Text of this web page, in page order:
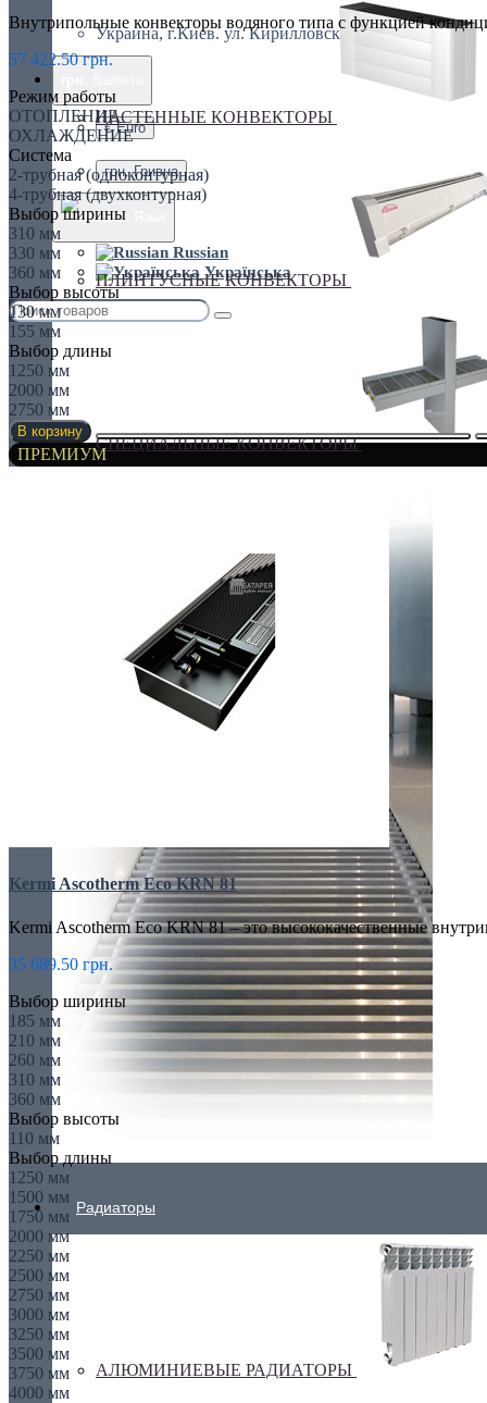
Украина, г.Киев. ул. Кирилловская,160А
€ Euro
грн. Гривна
Russian
Українська
НАСТЕННЫЕ КОНВЕКТОРЫ
ПЛИНТУСНЫЕ КОНВЕКТОРЫ
СПЕЦИАЛЬНЫЕ КОНВЕКТОРЫ
Радиаторы
АЛЮМИНИЕВЫЕ РАДИАТОРЫ
Внутрипольные конвекторы водяного типа с функцией
57 422.50 грн.
Режим работы
ОТОПЛЕНИЕ
ОХЛАЖДЕНИЕ
Система
2-трубная (одноконтурная)
4-трубная (двухконтурная)
Выбор ширины
310 мм
330 мм
360 мм
Выбор высоты
130 мм
155 мм
Выбор длины
1250 мм
2000 мм
2750 мм
В корзину
ПРЕМИУМ
Kermi Ascotherm Eco KRN 81
Kermi Ascotherm Eco KRN 81 – это высококачественные
35 689.50 грн.
Выбор ширины
185 мм
210 мм
260 мм
310 мм
360 мм
Выбор высоты
110 мм
Выбор длины
1250 мм
1500 мм
1750 мм
2000 мм
2250 мм
2500 мм
2750 мм
3000 мм
3250 мм
3500 мм
3750 мм
4000 мм